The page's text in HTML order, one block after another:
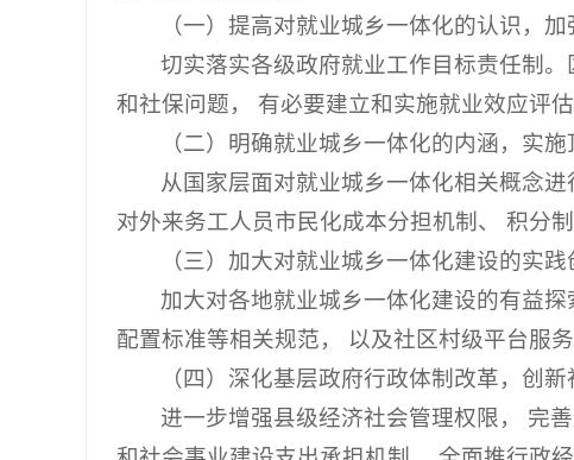
（一）提高对就业城乡一体化的认识，
切实落实各级政府就业工作目标责任制
和社保问题， 有必要建立和实施就业效应评估
（二）明确就业城乡一体化的内涵，实
从国家层面对就业城乡一体化相关概念
对外来务工人员市民化成本分担机制、 积分
（三）加大对就业城乡一体化建设的实
加大对各地就业城乡一体化建设的有益
配置标准等相关规范， 以及社区村级平台服
（四）深化基层政府行政体制改革，创
进一步增强县级经济社会管理权限， 完